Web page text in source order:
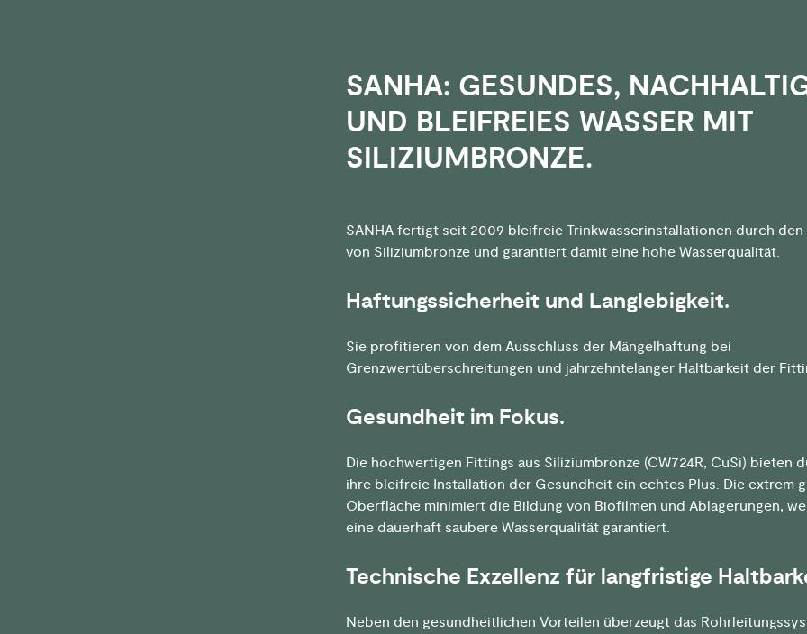
SANHA: GESUNDES,
UND BLEIFREIES WASSER MIT
SILIZIUMBRONZE.
SANHA fertigt seit 2009 bleifreie Trinkwasserinstallationen durch den
von Siliziumbronze und garantiert damit eine hohe Wasserqualität.
Haftungssicherheit und Langlebigkeit.
Sie profitieren von dem Ausschluss der Mängelhaftung bei
Grenzwertüberschreitungen und jahrzehntelanger Haltbarkeit der
Gesundheit im Fokus.
Die hochwertigen Fittings aus Siliziumbronze (CW724R, CuSi) bieten
ihre bleifreie Installation der Gesundheit ein echtes Plus. Die extrem
Oberfläche minimiert die Bildung von Biofilmen und Ablagerungen,
eine dauerhaft saubere Wasserqualität garantiert.
Technische Exzellenz für langfristige
Neben den gesundheitlichen Vorteilen überzeugt das